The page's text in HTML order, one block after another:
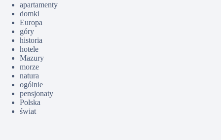
apartamenty
domki
Europa
góry
historia
hotele
Mazury
morze
natura
ogólnie
pensjonaty
Polska
świat